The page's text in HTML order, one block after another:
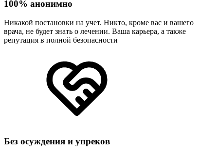
100% анонимно
Никакой постановки на учет. Никто, кроме вас и вашего
врача, не будет знать о лечении. Ваша карьера, а также
репутация в полной безопасности
Без осуждения и упреков